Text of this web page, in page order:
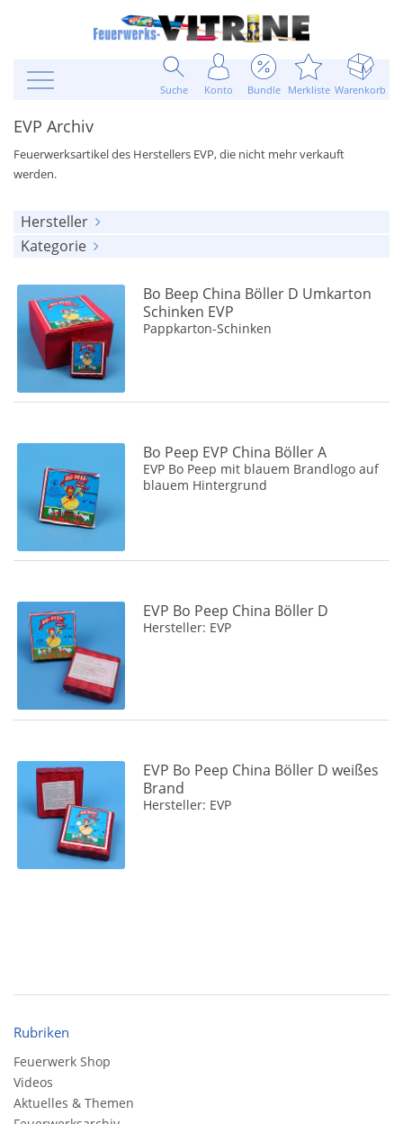
Suche Konto Bundle Merkliste Warenkorb
EVP Archiv
Feuerwerksartikel des Herstellers EVP, die nicht mehr verkauft
werden.
Hersteller
alle anzeigen
EVP(4)
Kategorie
Chinesische Böller Raritäten(4)
Bo Beep China Böller D Umkarton
Schinken EVP
Pappkarton-Schinken
Bo Peep EVP China Böller A
EVP Bo Peep mit blauem Brandlogo auf
blauem Hintergrund
EVP Bo Peep China Böller D
Hersteller: EVP
EVP Bo Peep China Böller D weißes
Brand
Hersteller: EVP
Rubriken
Feuerwerk Shop
Videos
Aktuelles & Themen